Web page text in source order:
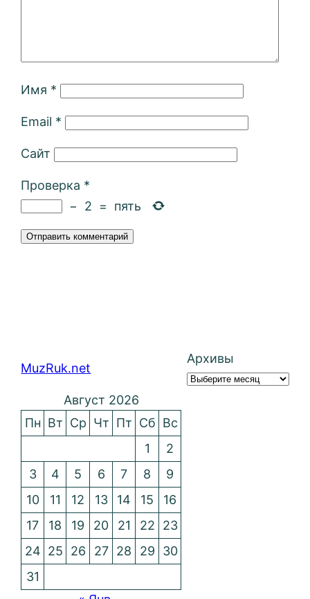
Имя *
Email *
Сайт
Проверка *
−
2 = пять
MuzRuk.net
Архивы
Август 2026
Пн Вт Ср Чт Пт Сб Вс
1
2
3
4 5 6 7 8
9
10
11 12 13 14 15
16
17
18 19 20 21 22
23
24 25 26 27 28 29
30
31